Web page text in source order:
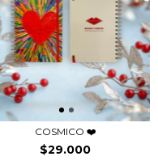
COSMICO ❤️
$29.000